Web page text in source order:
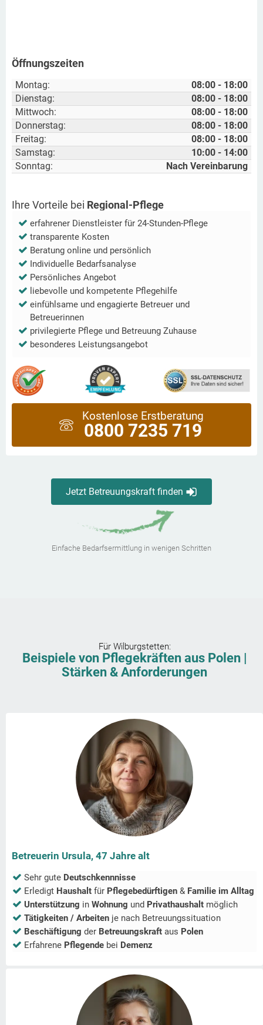
Öffnungszeiten
Montag:
08:00 - 18:00
Dienstag:
08:00 - 18:00
Mittwoch:
08:00 - 18:00
Donnerstag:
08:00 - 18:00
Freitag:
08:00 - 18:00
Samstag:
10:00 - 14:00
Sonntag:
Nach Vereinbarung
Ihre Vorteile bei Regional-Pflege
erfahrener Dienstleister für 24-Stunden-Pflege
transparente Kosten
Beratung online und persönlich
Individuelle Bedarfsanalyse
Persönliches Angebot
liebevolle und kompetente Pflegehilfe
einfühlsame und engagierte Betreuer und
Betreuerinnen
privilegierte Pflege und Betreuung Zuhause
besonderes Leistungsangebot
Kostenlose Erstberatung
0800 7235 719
Jetzt Betreuungskraft finden
Einfache Bedarfsermittlung in wenigen Schritten
Für Wilburgstetten:
Beispiele von Pflegekräften aus Polen |
Stärken & Anforderungen
Betreuerin Ursula, 47 Jahre alt
Sehr gute Deutschkennnisse
Erledigt Haushalt für Pflegebedürftigen & Familie im Alltag
Unterstützung in Wohnung und Privathaushalt möglich
Tätigkeiten / Arbeiten je nach Betreuungssituation
Beschäftigung der Betreuungskraft aus Polen
Erfahrene Pflegende bei Demenz